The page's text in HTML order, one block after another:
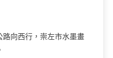
向西行，崇左市水墨畫